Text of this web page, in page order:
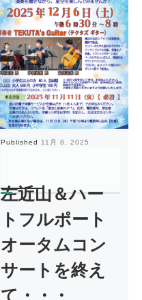
Published 11月 8, 2025
左近山＆ハー
トフルポート
オータムコン
サートを終え
て・・・